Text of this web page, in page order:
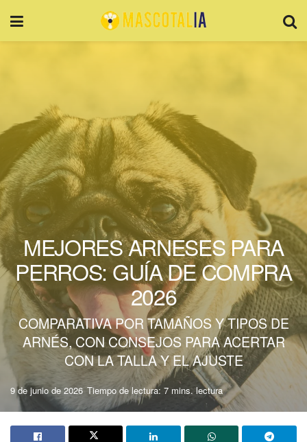
MEJORES ARNESES PARA
PERROS: GUÍA DE COMPRA
2026
COMPARATIVA POR TAMAÑOS Y TIPOS DE
ARNÉS, CON CONSEJOS PARA ACERTAR
CON LA TALLA Y EL AJUSTE
9 de junio de 2026 Tiempo de lectura: 7 mins. lectura